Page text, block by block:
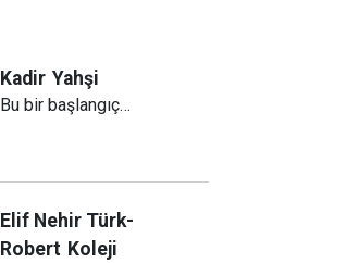
Kadir Yahşi
Bu bir başlangıç…
Elif Nehir Türk-
Robert Koleji